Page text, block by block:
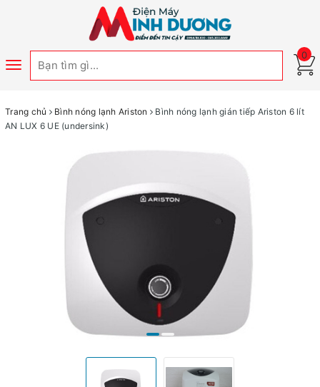
Toggle
0
Trang chủ Bình nóng lạnh Ariston
Bình nóng lạnh gián tiếp Ariston 6 lít
AN LUX 6 UE (undersink)